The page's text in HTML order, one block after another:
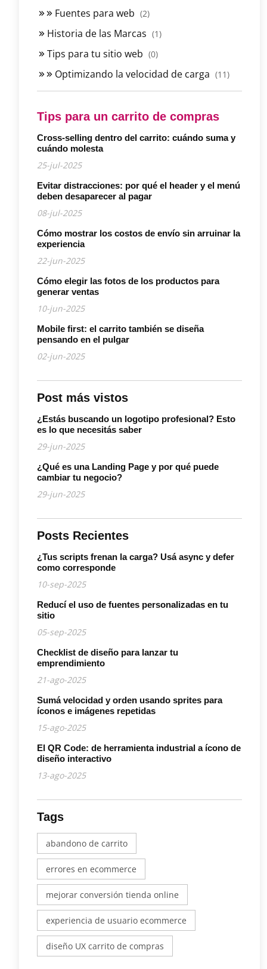
Fuentes para web (2)
Historia de las Marcas (1)
Tips para tu sitio web (0)
Optimizando la velocidad de carga (11)
Tips para un carrito de compras
Cross-selling dentro del carrito: cuándo suma y
cuándo molesta
25-jul-2025
Evitar distracciones: por qué el header y el menú
deben desaparecer al pagar
08-jul-2025
Cómo mostrar los costos de envío sin arruinar la
experiencia
22-jun-2025
Cómo elegir las fotos de los productos para
generar ventas
10-jun-2025
Mobile first: el carrito también se diseña
pensando en el pulgar
02-jun-2025
Post más vistos
¿Estás buscando un logotipo profesional? Esto
es lo que necesitás saber
29-jun-2025
¿Qué es una Landing Page y por qué puede
cambiar tu negocio?
29-jun-2025
Posts Recientes
¿Tus scripts frenan la carga? Usá async y defer
como corresponde
10-sep-2025
Reducí el uso de fuentes personalizadas en tu
sitio
05-sep-2025
Checklist de diseño para lanzar tu
emprendimiento
21-ago-2025
Sumá velocidad y orden usando sprites para
íconos e imágenes repetidas
15-ago-2025
El QR Code: de herramienta industrial a ícono de
diseño interactivo
13-ago-2025
Tags
abandono de carrito
errores en ecommerce
mejorar conversión tienda online
experiencia de usuario ecommerce
diseño UX carrito de compras